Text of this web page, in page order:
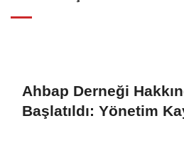
Ahbap Derneği
Başlatıldı: Yönetim